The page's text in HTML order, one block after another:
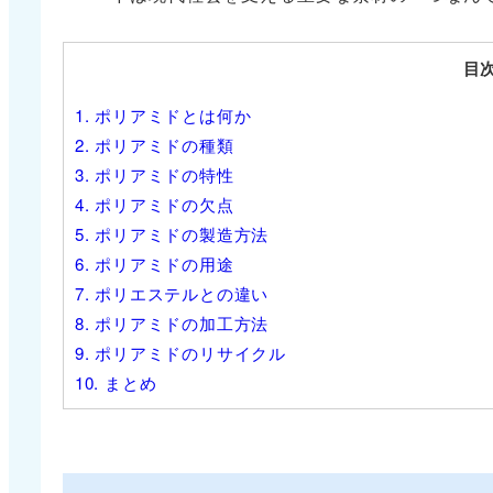
目
1. ポリアミドとは何か
2. ポリアミドの種類
3. ポリアミドの特性
4. ポリアミドの欠点
5. ポリアミドの製造方法
6. ポリアミドの用途
7. ポリエステルとの違い
8. ポリアミドの加工方法
9. ポリアミドのリサイクル
10. まとめ